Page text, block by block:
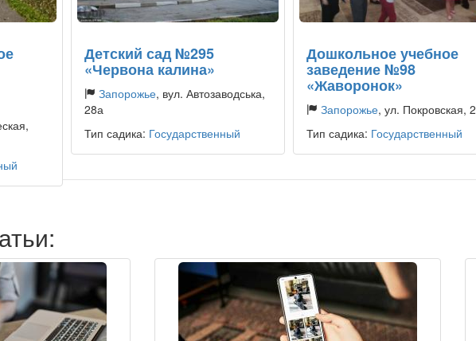
Детский сад №295
«Червона калина»
Запорожье, вул. Автозаводська,
28а
Тип садика: Государственный
Дошкольное учебное
заведение №98
«Жаворонок»
Запорожье, ул. Покровская,
Тип садика: Государственный